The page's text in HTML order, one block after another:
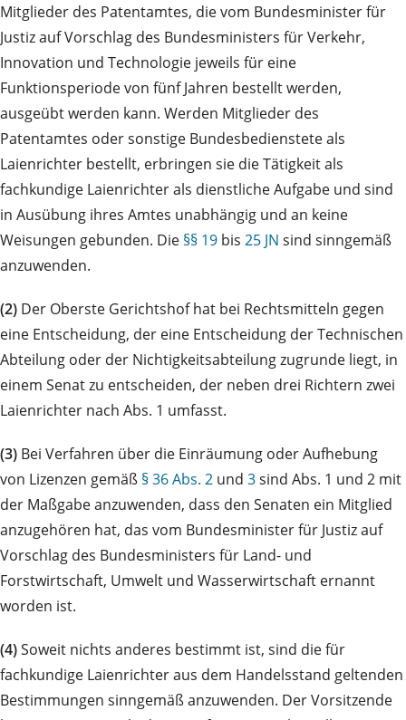
Mitglieder des Patentamtes, die vom Bundesminister für
Justiz auf Vorschlag des Bundesministers für Verkehr,
Innovation und Technologie jeweils für eine
Funktionsperiode von fünf Jahren bestellt werden,
ausgeübt werden kann. Werden Mitglieder des
Patentamtes oder sonstige Bundesbedienstete als
Laienrichter bestellt, erbringen sie die Tätigkeit als
fachkundige Laienrichter als dienstliche Aufgabe und sind
in Ausübung ihres Amtes unabhängig und an keine
Weisungen gebunden. Die §§ 19 bis 25 JN sind sinngemäß
anzuwenden.
(2) Der Oberste Gerichtshof hat bei Rechtsmitteln gegen
eine Entscheidung, der eine Entscheidung der Technischen
Abteilung oder der Nichtigkeitsabteilung zugrunde liegt, in
einem Senat zu entscheiden, der neben drei Richtern zwei
Laienrichter nach Abs. 1 umfasst.
(3) Bei Verfahren über die Einräumung oder Aufhebung
von Lizenzen gemäß § 36 Abs. 2 und 3sind Abs. 1 und 2 mit
der Maßgabe anzuwenden, dass den Senaten ein Mitglied
anzugehören hat, das vom Bundesminister für Justiz auf
Vorschlag des Bundesministers für Land- und
Forstwirtschaft, Umwelt und Wasserwirtschaft ernannt
worden ist.
(4)Soweit nichts anderes bestimmt ist, sind die für
fachkundige Laienrichter aus dem Handelsstand geltenden
Bestimmungen sinngemäß anzuwenden. Der Vorsitzende